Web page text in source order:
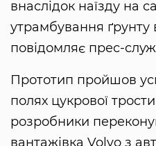
внаслідок наїзду на
утрамбування ґрунту
повідомляє прес-
Прототип пройшов
полях цукрової
розробники
вантажівка Volvo з